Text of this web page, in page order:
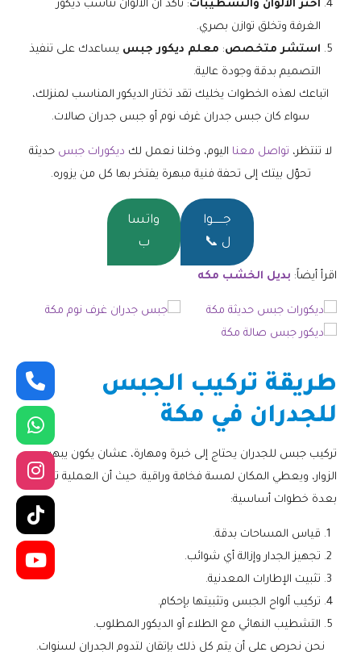
اختر الألوان والتشطيبات: تأكد أن الألوان تناسب ديكور
الغرفة وتخلق توازن بصري.
استشر متخصص: معلم ديكور جبس يساعدك على تنفيذ
التصميم بدقة وجودة عالية.
اتباعك لهذه الخطوات يخليك تقد تختار الديكور المناسب لمنزلك،
سواء كان جبس جدران غرف نوم أو جبس جدران صالات.
لا تنتظر، تواصل معنا اليوم، وخلنا نعمل لك ديكورات جبس حديثة
تحوّل بيتك إلى تحفة فنية مبهرة يفتخر بها كل من يزوره.
جــــــوا
ل 📞
واتسا
ب
اقرأ أيضاً: بديل الخشب مكه
طريقة تركيب الجبس
للجدران في مكة
تركيب جبس للجدران يحتاج إلى خبرة ومهارة، عشان يكون يبهر
الزوار، ويعطي المكان لمسة فخامة وراقية. حيث أن العملية تمر
بعدة خطوات أساسية:
قياس المساحات بدقة.
تجهيز الجدار وإزالة أي شوائب.
تثبيت الإطارات المعدنية.
تركيب ألواح الجبس وتثبيتها بإحكام.
التشطيب النهائي مع الطلاء أو الديكور المطلوب.
نحن نحرص على أن يتم كل ذلك بإتقان لتدوم الجدران لسنوات.